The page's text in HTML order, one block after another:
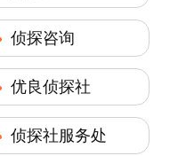
侦探咨询
优良侦探社
侦探社服务处